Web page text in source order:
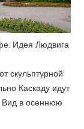
Идея Людвига
скульптурной
Каскаду идут
Вид в осеннюю